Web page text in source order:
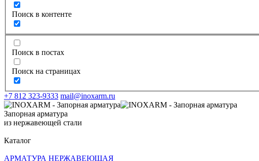
Поиск в контенте
Поиск в постах
Поиск на страницах
+7 812 323-9333 mail@inoxarm.ru
Запорная арматура
из нержавеющей стали
Каталог
АРМАТУРА НЕРЖАВЕЮЩАЯ